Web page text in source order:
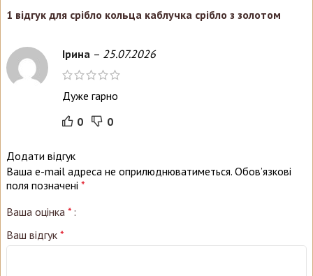
1 відгук для срібло кольца каблучка срібло з золотом
Ірина – 25.07.2026
Дуже гарно
0
0
Додати відгук
Ваша e-mail адреса не оприлюднюватиметься. Обов’язкові
поля позначені *
Ваша оцінка *
Ваш відгук *